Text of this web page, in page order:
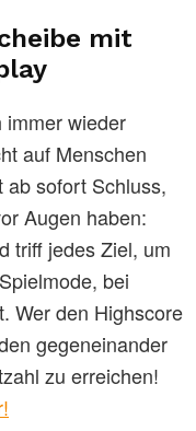
mit
immer wieder
auf Menschen
sofort Schluss,
Augen haben:
triff jedes Ziel, um
bei
Wer den Highscore
gegeneinander
zu erreichen!